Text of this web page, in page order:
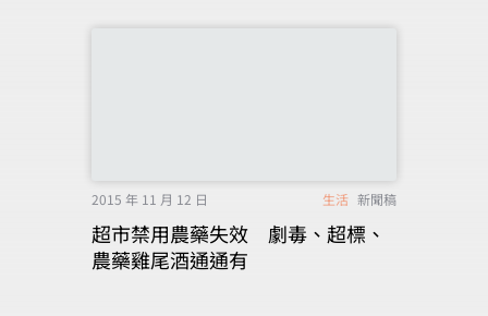
2015 年 11 月 12 日 生活 新聞稿
超市禁用農藥失效 劇毒、超標、
農藥雞尾酒通通有